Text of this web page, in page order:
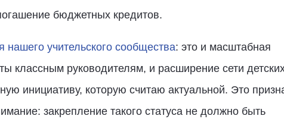
бюджетных кредитов.
учительского сообщества: это и масштабная
классным руководителям, и расширение сети
инициативу, которую считаю актуальной. Это
закрепление такого статуса не должно быть